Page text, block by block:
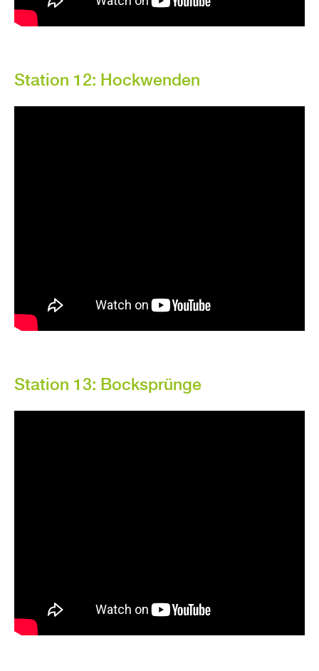
Sta­ti­on 12: Hock­wen­den
Sta­ti­on 13: Bock­sprün­ge